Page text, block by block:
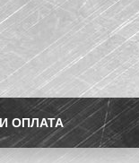
ОПЛАТА